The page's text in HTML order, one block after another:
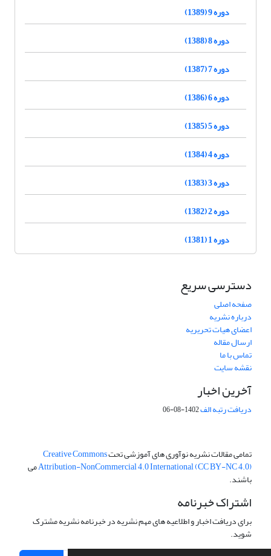
دوره 9 (1389)
دوره 8 (1388)
دوره 7 (1387)
دوره 6 (1386)
دوره 5 (1385)
دوره 4 (1384)
دوره 3 (1383)
دوره 2 (1382)
دوره 1 (1381)
دسترسی سریع
صفحه اصلی
درباره نشریه
اعضای هیات تحریریه
ارسال مقاله
تماس با ما
نقشه سایت
آخرین اخبار
دریافت رتبه الف1402-08-06
تمامی مقالات نشریه نوآوری های آموزشی تحتCreative Commons
Attribution-NonCommercial 4.0 International (CC BY-NC 4.0)می
باشند.
اشتراک خبرنامه
برای دریافت اخبار و اطلاعیه های مهم نشریه در خبرنامه نشریه مشترک
شوید.